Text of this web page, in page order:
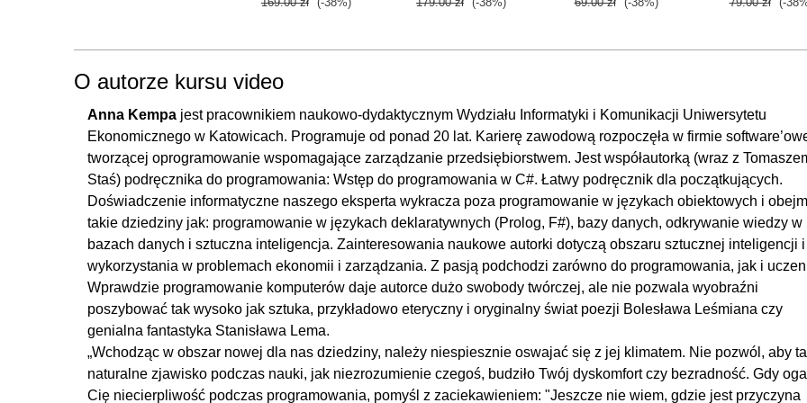
11. Metody
11.1. Metody - wprowadzenie
11.2. Definicja metody
11.3. Przekazywanie argumentów przez wartość i referencję
11.4. Argumenty domyślne
11.5. Metody przeciążone
11.6. Rekurencja
11.7. Metody - zadania
11.8. Metody - użycie debuggera
OGLĄDAJ »
12. Klasy
12.1. Klasa a obiekt
12.2. Budowa klasy
O autorze kursu video
Anna Kempa jest pracownikiem naukowo-dydaktycznym Wydziału Informatyki i Komunikacji Uniwersytetu
Ekonomicznego w Katowicach. Programuje od ponad 20 lat. Karierę zawodową rozpoczęła w firmie
tworzącej oprogramowanie wspomagające zarządzanie przedsiębiorstwem. Jest współautorką (wraz z
Staś) podręcznika do programowania: Wstęp do programowania w C#. Łatwy podręcznik dla początkujących.
Doświadczenie informatyczne naszego eksperta wykracza poza programowanie w językach obiektowych i
takie dziedziny jak: programowanie w językach deklaratywnych (Prolog, F#), bazy danych, odkrywanie wiedzy w
bazach danych i sztuczna inteligencja. Zainteresowania naukowe autorki dotyczą obszaru sztucznej inteligencji
wykorzystania w problemach ekonomii i zarządzania. Z pasją podchodzi zarówno do programowania, jak i
Wprawdzie programowanie komputerów daje autorce dużo swobody twórczej, ale nie pozwala wyobraźni
poszybować tak wysoko jak sztuka, przykładowo eteryczny i oryginalny świat poezji Bolesława Leśmiana czy
genialna fantastyka Stanisława Lema.
„Wchodząc w obszar nowej dla nas dziedziny, należy niespiesznie oswajać się z jej klimatem. Nie pozwól, aby
naturalne zjawisko podczas nauki, jak niezrozumienie czegoś, budziło Twój dyskomfort czy bezradność. Gdy
Cię niecierpliwość podczas programowania, pomyśl z zaciekawieniem: "Jeszcze nie wiem, gdzie jest przyczyna